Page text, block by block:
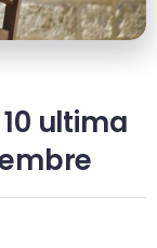
ultima